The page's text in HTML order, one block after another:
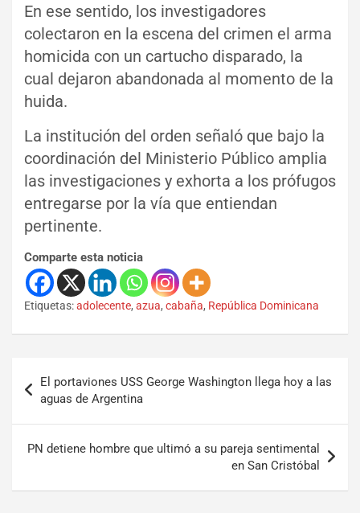
En ese sentido, los investigadores
colectaron en la escena del crimen el arma
homicida con un cartucho disparado, la
cual dejaron abandonada al momento de la
huida.
La institución del orden señaló que bajo la
coordinación del Ministerio Público amplia
las investigaciones y exhorta a los prófugos
entregarse por la vía que entiendan
pertinente.
Comparte esta noticia
Etiquetas:adolecente, azua, cabaña, República Dominicana
El portaviones USS George Washington llega hoy a las
aguas de Argentina
PN detiene hombre que ultimó a su pareja sentimental
en San Cristóbal